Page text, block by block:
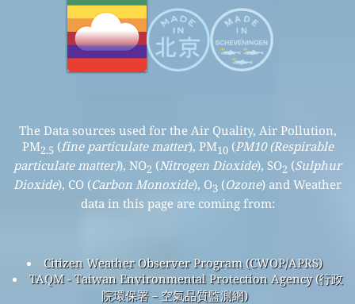
The Data sources used for the Air Quality, Air Pollution,
PM2.5 (fine particulate matter), PM10(PM10 (Respirable
particulate matter)), NO2 (Nitrogen Dioxide), SO2 (Sulphur
Dioxide), CO (Carbon Monoxide), O3 (Ozone) and Weather
data in this page are coming from:
Citizen Weather Observer Program (CWOP/APRS)
TAQM - Taiwan Environmental Protection Agency (行政
院環保署－空氣品質監測網)